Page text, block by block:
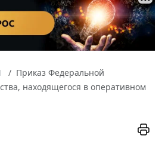
Приказ Федеральной
находящегося в оперативном